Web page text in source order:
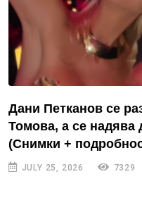
Дани Петканов се
Томова, а се надява
(Снимки +
JULY 25, 2026 7329